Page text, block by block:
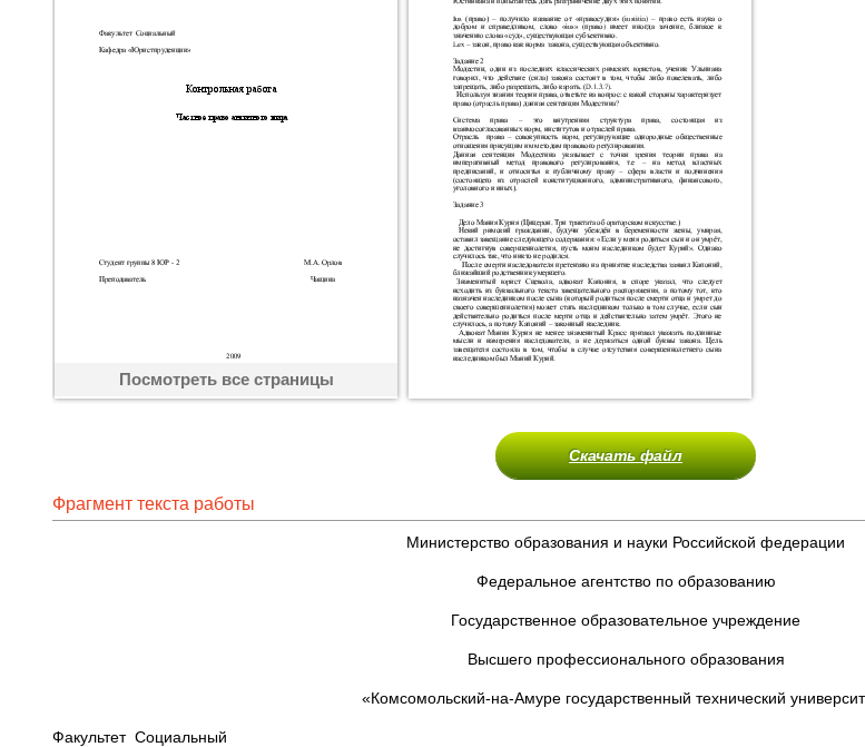
Посмотреть все страницы
Скачать файл
Фрагмент текста работы
Министерство образования и науки Российской федерации
Федеральное агентство по образованию
Государственное образовательное учреждение
Высшего профессионального образования
«Комсомольский-на-Амуре государственный технический
Факультет Социальный